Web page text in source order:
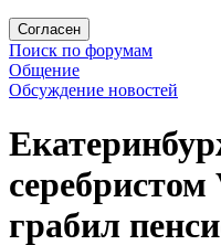
Согласен
Поиск по форумам
Общение
Обсуждение новостей
серебристом
грабил